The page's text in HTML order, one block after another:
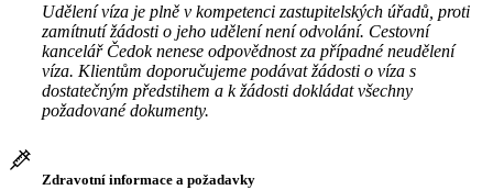
Udělení víza je plně v kompetenci zastupitelských úřadů, proti
zamítnutí žádosti o jeho udělení není odvolání. Cestovní
kancelář Čedok nenese odpovědnost za případné neudělení
víza. Klientům doporučujeme podávat žádosti o víza s
dostatečným předstihem a k žádosti dokládat všechny
požadované dokumenty.
Zdravotní informace a požadavky